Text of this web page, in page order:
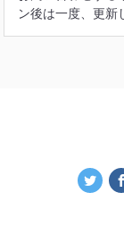
ン後は一度、更新